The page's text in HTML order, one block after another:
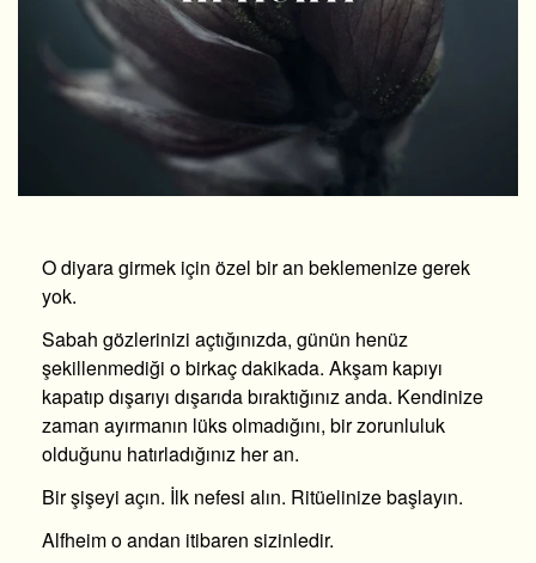
O diyara girmek için özel bir an beklemenize gerek
yok.
Sabah gözlerinizi açtığınızda, günün henüz
şekillenmediği o birkaç dakikada. Akşam kapıyı
kapatıp dışarıyı dışarıda bıraktığınız anda. Kendinize
zaman ayırmanın lüks olmadığını, bir zorunluluk
olduğunu hatırladığınız her an.
Bir şişeyi açın. İlk nefesi alın. Ritüelinize başlayın.
Alfheim o andan itibaren sizinledir.